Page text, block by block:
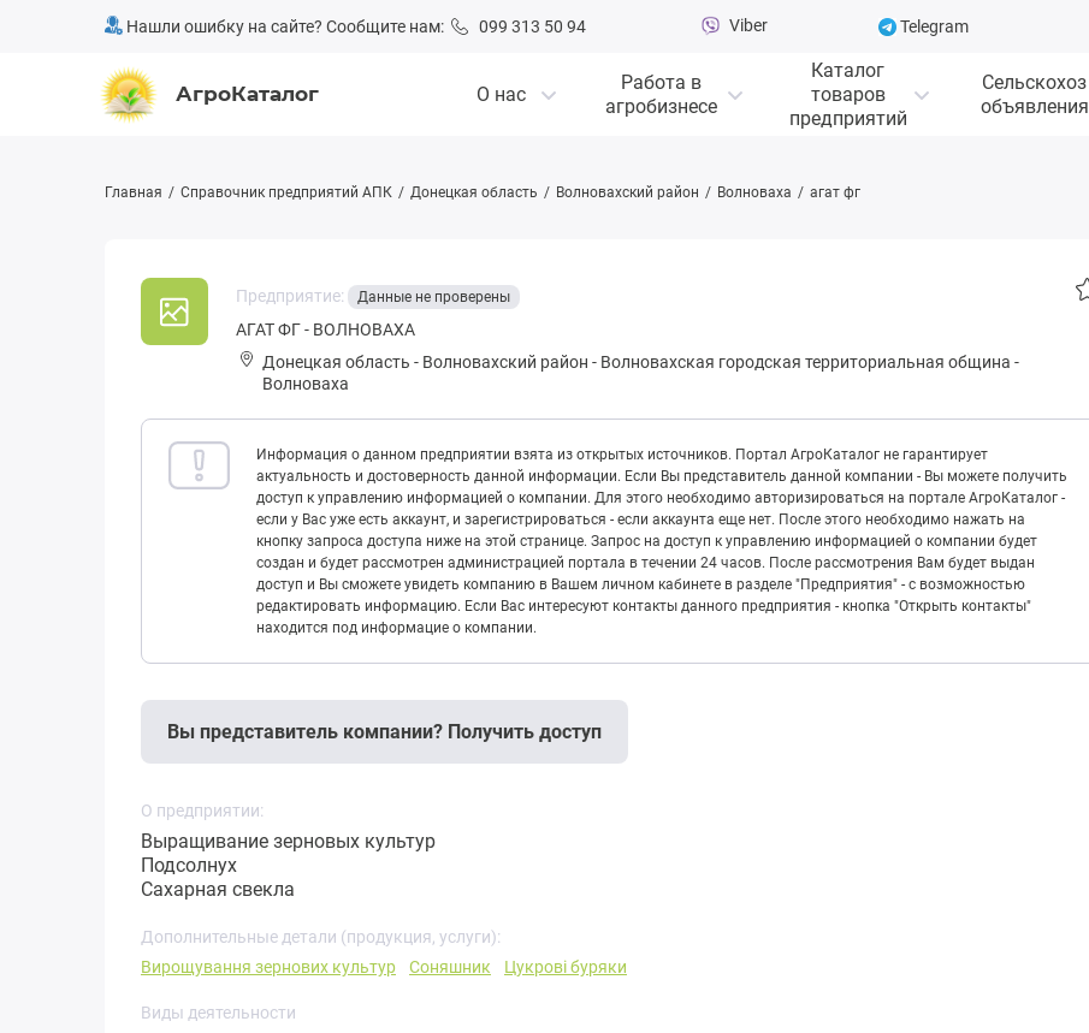
Нашли ошибку на сайте? Сообщите нам: 099 313 50 94 Viber Telegram
АгроКаталог О нас
Работа в
агробизнесе
Каталог
товаров
предприятий
Сельскохоз
объявления
Главная Справочник предприятий АПК Донецкая область Волновахский район Волноваха агат фг
Предприятие: Данные не проверены
АГАТ ФГ - ВОЛНОВАХА
Донецкая область - Волновахский район - Волновахская городская территориальная община -
Волноваха
Информация о данном предприятии взята из открытых источников. Портал АгроКаталог не гарантирует
актуальность и достоверность данной информации. Если Вы представитель данной компании - Вы можете получить
доступ к управлению информацией о компании. Для этого необходимо авторизироваться на портале АгроКаталог -
если у Вас уже есть аккаунт, и зарегистрироваться - если аккаунта еще нет. После этого необходимо нажать на
кнопку запроса доступа ниже на этой странице. Запрос на доступ к управлению информацией о компании будет
создан и будет рассмотрен администрацией портала в течении 24 часов. После рассмотрения Вам будет выдан
доступ и Вы сможете увидеть компанию в Вашем личном кабинете в разделе "Предприятия" - с возможностью
редактировать информацию. Если Вас интересуют контакты данного предприятия - кнопка "Открыть контакты"
находится под информацие о компании.
Вы представитель компании? Получить доступ
О предприятии:
Выращивание зерновых культур
Подсолнух
Сахарная свекла
Дополнительные детали (продукция, услуги):
Вирощування зернових культур
Соняшник Цукрові буряки
Виды деятельности